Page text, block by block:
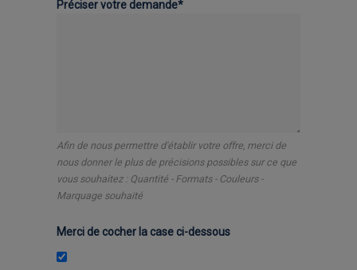
Préciser votre demande*
Afin de nous permettre d'établir votre offre, merci de
nous donner le plus de précisions possibles sur ce que
vous souhaitez : Quantité - Formats - Couleurs -
Marquage souhaité
Merci de cocher la case ci-dessous